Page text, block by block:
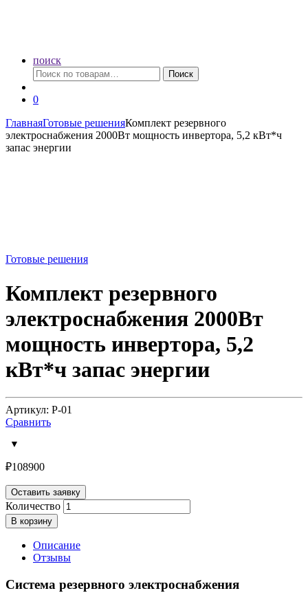
поиск
Искать:
Поиск
0
ГлавнаяГотовые решенияКомплект резервного
электроснабжения 2000Вт мощность инвертора, 5,2 кВт*ч
запас энергии
Готовые решения
Комплект резервного
электроснабжения 2000Вт
мощность инвертора, 5,2
кВт*ч запас энергии
Артикул: Р-01
Сравнить
₽108900
Оставить заявку
Количество
В корзину
Описание
Отзывы
Система резервного электроснабжения